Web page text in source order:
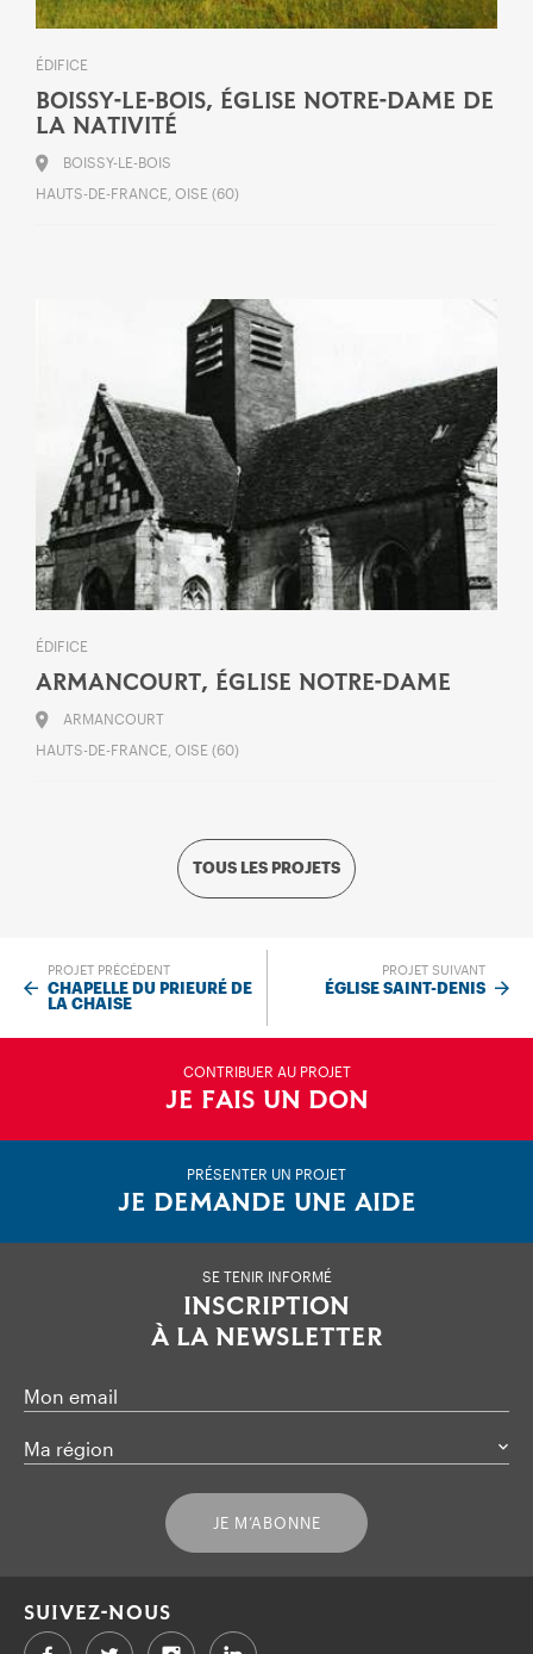
TOUS LES PROJETS
ÉDIFICE
BOISSY-LE-BOIS, ÉGLISE NOTRE-DAME DE
LA NATIVITÉ
BOISSY-LE-BOIS
HAUTS-DE-FRANCE, OISE (60)
ÉDIFICE
ARMANCOURT, ÉGLISE NOTRE-DAME
ARMANCOURT
HAUTS-DE-FRANCE, OISE (60)
PROJET PRÉCÉDENT
CHAPELLE DU PRIEURÉ DE
LA CHAISE
PROJET SUIVANT
ÉGLISE SAINT-DENIS
CONTRIBUER AU PROJET
JE FAIS UN DON
PRÉSENTER UN PROJET
JE DEMANDE UNE AIDE
SE TENIR INFORMÉ
INSCRIPTION
À LA NEWSLETTER
Mon email
Ma région
JE M’ABONNE
SUIVEZ-NOUS